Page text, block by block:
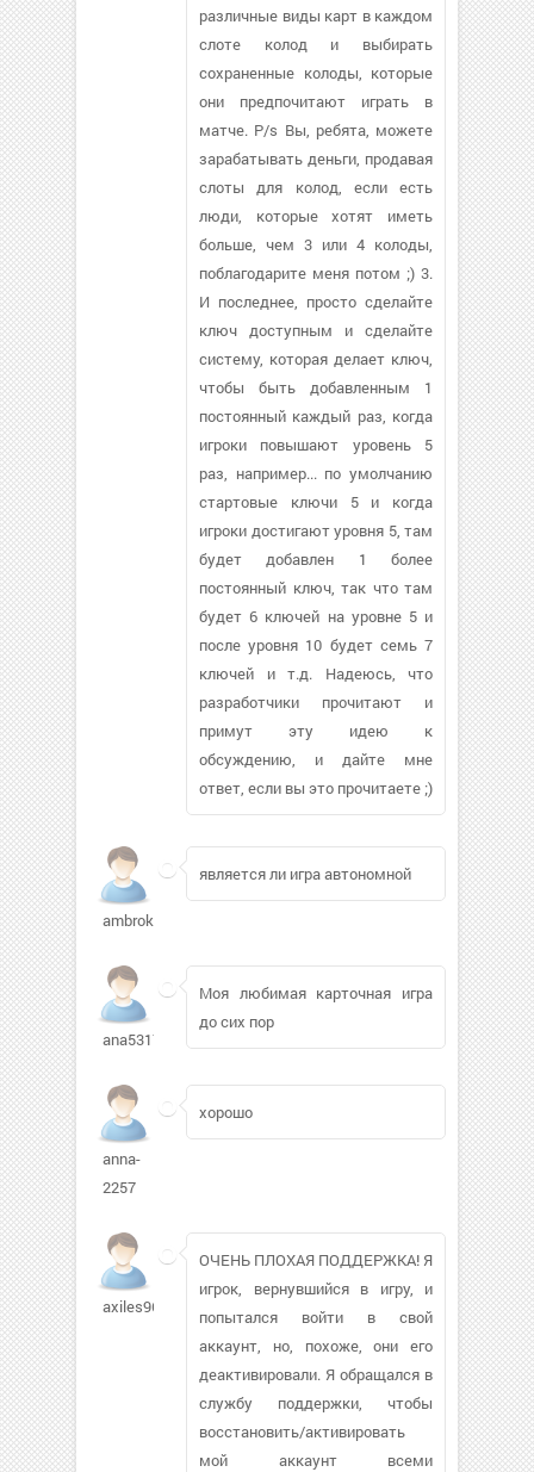
различные виды карт в каждом
слоте колод и выбирать
сохраненные колоды, которые
они предпочитают играть в
матче. P/s Вы, ребята, можете
зарабатывать деньги, продавая
слоты для колод, если есть
люди, которые хотят иметь
больше, чем 3 или 4 колоды,
поблагодарите меня потом ;) 3.
И последнее, просто сделайте
ключ доступным и сделайте
систему, которая делает ключ,
чтобы быть добавленным 1
постоянный каждый раз, когда
игроки повышают уровень 5
раз, например... по умолчанию
стартовые ключи 5 и когда
игроки достигают уровня 5, там
будет добавлен 1 более
постоянный ключ, так что там
будет 6 ключей на уровне 5 и
после уровня 10 будет семь 7
ключей и т.д. Надеюсь, что
разработчики прочитают и
примут эту идею к
обсуждению, и дайте мне
ответ, если вы это прочитаете ;)
ambrokcol
является ли игра автономной
ana531754
Моя любимая карточная игра
до сих пор
anna-
2257
хорошо
axiles96991
ОЧЕНЬ ПЛОХАЯ ПОДДЕРЖКА! Я
игрок, вернувшийся в игру, и
попытался войти в свой
аккаунт, но, похоже, они его
деактивировали. Я обращался в
службу поддержки, чтобы
восстановить/активировать
мой аккаунт всеми